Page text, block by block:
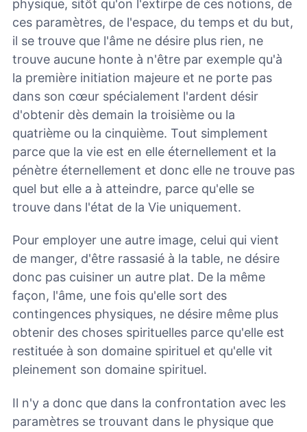
physique, sitôt qu'on l'extirpe de ces notions, de
ces paramètres, de l'espace, du temps et du but,
il se trouve que l'âme ne désire plus rien, ne
trouve aucune honte à n'être par exemple qu'à
la première initiation majeure et ne porte pas
dans son cœur spécialement l'ardent désir
d'obtenir dès demain la troisième ou la
quatrième ou la cinquième. Tout simplement
parce que la vie est en elle éternellement et la
pénètre éternellement et donc elle ne trouve pas
quel but elle a à atteindre, parce qu'elle se
trouve dans l'état de la Vie uniquement.
Pour employer une autre image, celui qui vient
de manger, d'être rassasié à la table, ne désire
donc pas cuisiner un autre plat. De la même
façon, l'âme, une fois qu'elle sort des
contingences physiques, ne désire même plus
obtenir des choses spirituelles parce qu'elle est
restituée à son domaine spirituel et qu'elle vit
pleinement son domaine spirituel.
Il n'y a donc que dans la confrontation avec les
paramètres se trouvant dans le physique que